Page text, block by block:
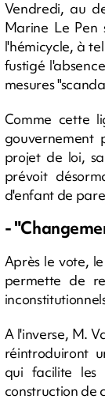
Vendredi, au
Marine Le Pen
l'hémicycle, à
fustigé
mesures
Comme cette
projet de loi,
prévoit
d'enfant de
-
Après le vote,
permette de
A l'inverse, M.
réintroduiront
qui facilite les
construction de